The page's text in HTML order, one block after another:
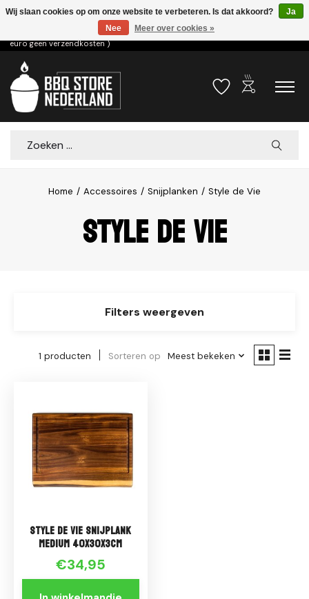
Voor 15.00u besteld dezelfde dag verzonden! ( 6,95 verzendkosten, vanaf 75
euro geen verzendkosten )
Verlanglijst
outdoor_grill
Zoeken
Home / Accessoires / Snijplanken / Style de Vie
Style de Vie
Filters weergeven
1 producten Sorteren op Meest bekeken
Style de Vie Snijplank
Medium 40x30x3cm
€34,95
Wij slaan cookies op om onze website te verbeteren. Is dat akkoord?
Ja
Nee
Meer over cookies »